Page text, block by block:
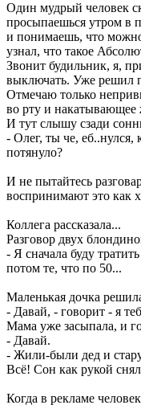
Один мудрый человек
просыпаешься утром в
и понимаешь, что
узнал, что такое
Звонит будильник, я,
выключать. Уже решил
Отмечаю только
во рту и накатывающее
И тут слышу сзади
- Олег, ты че, еб..нулся,
потянуло?
И не пытайтесь
воспринимают это как
Коллега рассказала...
Разговор двух
- Я сначала буду
потом те, что по 50...
Маленькая дочка
- Давай, - говорит - я
Мама уже засыпала, и
- Давай.
- Жили-были дед и
Всё! Сон как рукой
Когда в рекламе